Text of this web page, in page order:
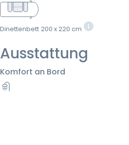
Dinettenbett 200 x 220 cm
Ausstattung
Komfort an Bord